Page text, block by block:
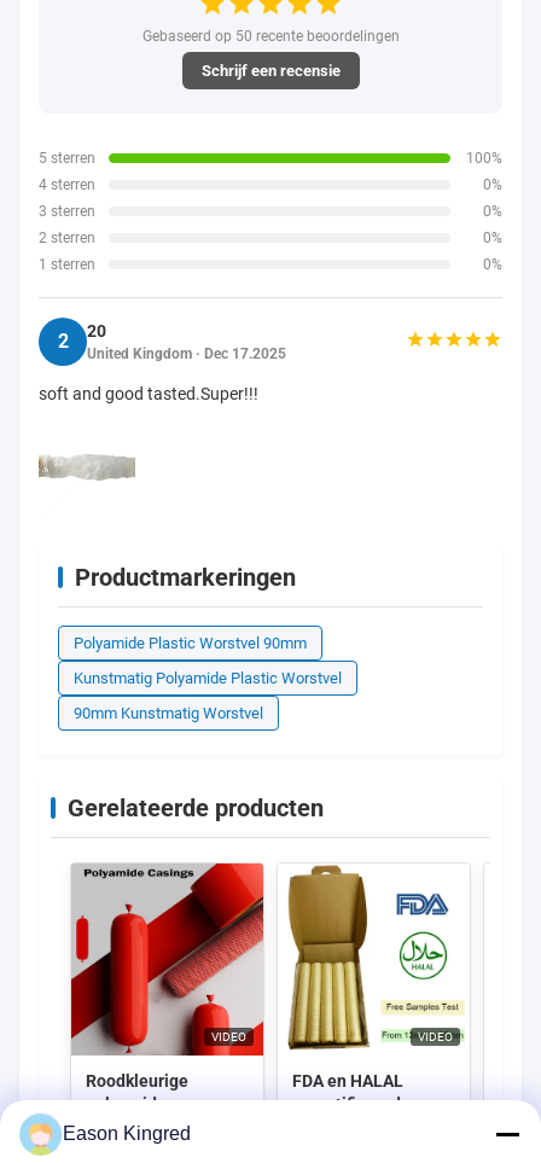
Gebaseerd op 50 recente beoordelingen
Schrijf een recensie
5 sterren
100%
4 sterren
0%
3 sterren
0%
2 sterren
0%
1 sterren
0%
2 20
United Kingdom · Dec 17.2025
soft and good tasted.Super!!!
Productmarkeringen
Polyamide Plastic Worstvel 90mm
Kunstmatig Polyamide Plastic Worstvel
90mm Kunstmatig Worstvel
Gerelateerde producten
VIDEO
Roodkleurige
polyamide sausage
behuizing krimpbare
nylon behuizingen
VIDEO
FDA en HALAL
gecertificeerde
Eason Kingred